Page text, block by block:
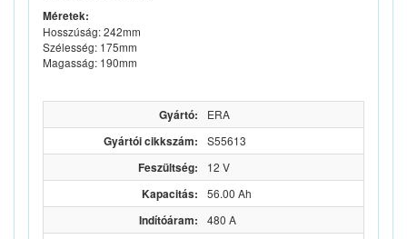
Méretek:
Hosszúság: 242mm
Szélesség: 175mm
Magasság: 190mm
Gyártó: ERA
Gyártói cikkszám: S55613
Feszültség: 12 V
Kapacitás: 56.00 Ah
Indítóáram: 480 A